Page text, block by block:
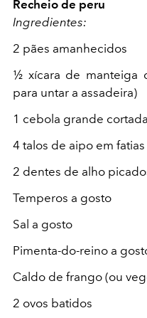
Recheio de peru
Ingredientes:
2 pães amanhecidos
½ xícara de manteiga
para untar a assadeira)
1 cebola grande
4 talos de aipo em fatias
2 dentes de alho
Temperos a gosto
Sal a gosto
Pimenta-do-reino a
Caldo de frango (ou
2 ovos batidos